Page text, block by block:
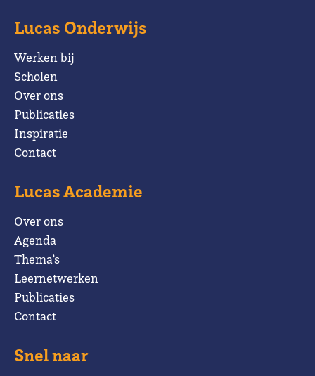
Lucas Onderwijs
Werken bij
Scholen
Over ons
Publicaties
Inspiratie
Contact
Lucas Academie
Over ons
Agenda
Thema’s
Leernetwerken
Publicaties
Contact
Snel naar